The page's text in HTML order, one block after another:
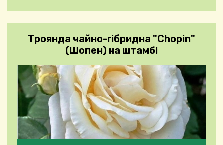
Троянда чайно-гібридна "Chopin"
(Шопен) на штамбі